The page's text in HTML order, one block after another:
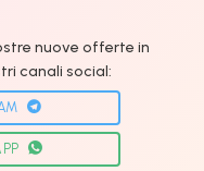
nuove offerte in
canali social: